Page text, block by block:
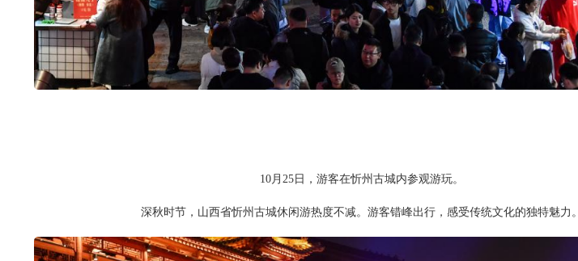
10月25日，游客在忻州古城内参观游玩。
深秋时节，山西省忻州古城休闲游热度不减。游客错峰出行，感受传统文化的独特魅力。